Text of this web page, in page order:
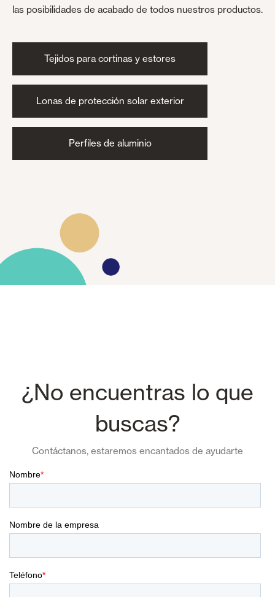
las posibilidades de acabado de todos nuestros productos.
Tejidos para cortinas y estores
Lonas de protección solar exterior
Perfiles de aluminio
¿No encuentras lo que
buscas?
Contáctanos, estaremos encantados de ayudarte